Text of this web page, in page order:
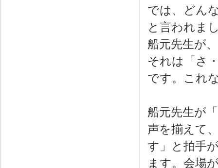
では、どん
と言われま
船元先生が
それは「さ
です。これ
船元先生が
声を揃えて
す」と拍手
ます。会場